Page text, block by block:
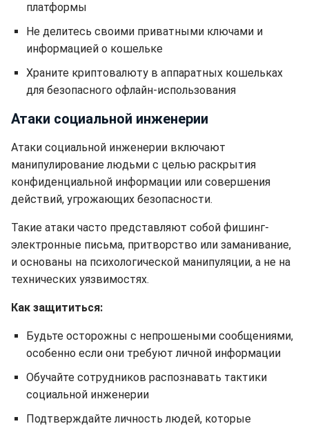
платформы
Не делитесь своими приватными ключами и
информацией о кошельке
Храните криптовалюту в аппаратных кошельках
для безопасного офлайн-использования
Атаки социальной инженерии
Атаки социальной инженерии включают
манипулирование людьми с целью раскрытия
конфиденциальной информации или совершения
действий, угрожающих безопасности.
Такие атаки часто представляют собой фишинг-
электронные письма, притворство или заманивание,
и основаны на психологической манипуляции, а не на
технических уязвимостях.
Как защититься:
Будьте осторожны с непрошеными сообщениями,
особенно если они требуют личной информации
Обучайте сотрудников распознавать тактики
социальной инженерии
Подтверждайте личность людей, которые